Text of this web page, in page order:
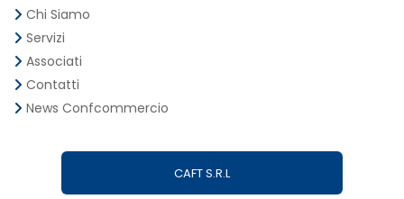
Chi Siamo
Servizi
Associati
Contatti
News Confcommercio
CAFT S.R.L